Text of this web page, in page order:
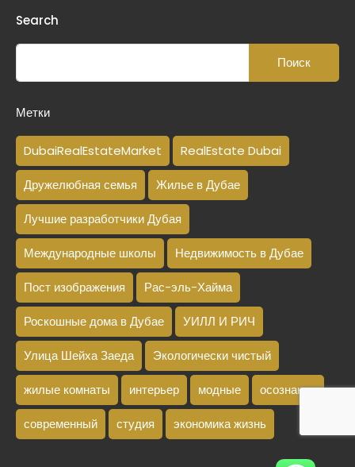
Search
Метки
DubaiRealEstateMarket RealEstate Dubai
Дружелюбная семья Жилье в Дубае
Лучшие разработчики Дубая
Международные школы Недвижимость в Дубае
Пост изображения Рас-эль-Хайма
Роскошные дома в Дубае УИЛЛ И РИЧ
Улица Шейха Заеда Экологически чистый
жилые комнаты интерьер модные осознание
современный студия экономика жизнь